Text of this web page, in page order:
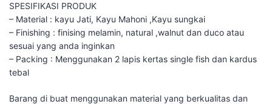
SPESIFIKASI PRODUK
– Material : kayu Jati, Kayu Mahoni ,Kayu sungkai
– Finishing : finising melamin, natural ,walnut dan duco atau
sesuai yang anda inginkan
– Packing : Menggunakan 2 lapis kertas single fish dan kardus
tebal
Barang di buat menggunakan material yang berkualitas dan